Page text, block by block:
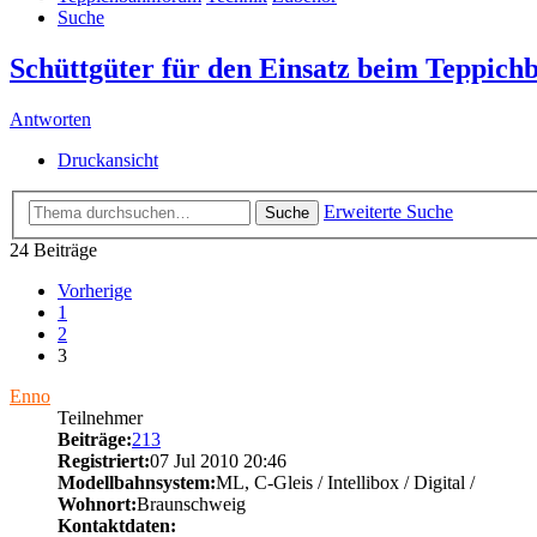
Suche
Schüttgüter für den Einsatz beim
Antworten
Druckansicht
Suche
Erweiterte Suche
24 Beiträge
Vorherige
1
2
3
Enno
Teilnehmer
Beiträge:213
Registriert:07 Jul 2010 20:46
Modellbahnsystem:ML, C-Gleis / Intellibox / Digital /
Wohnort:Braunschweig
Kontaktdaten: